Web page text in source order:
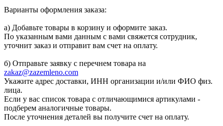
Варианты оформления заказа:
а) Добавьте товары в корзину и оформите заказ.
По указанным вами данным с вами свяжется сотрудник,
уточнит заказ и отправит вам счет на оплату.
б) Отправьте заявку с перечнем товара на
zakaz@zazemleno.com
Укажите адрес доставки, ИНН организации и/или ФИО физ.
лица.
Если у вас список товара с отличающимися артикулами -
подберем аналогичные товары.
После уточнения деталей вы получите счет на оплату.